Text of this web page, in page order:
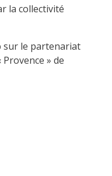
collectivité
le partenariat
» de